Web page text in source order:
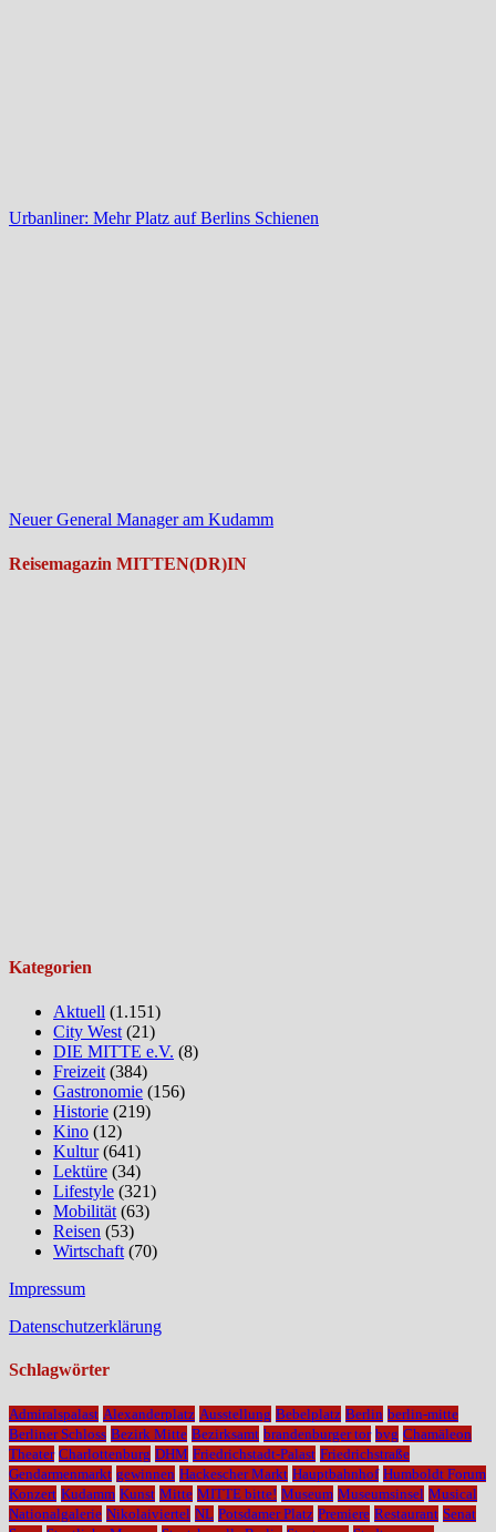
Urbanliner: Mehr Platz auf Berlins Schienen
Neuer General Manager am Kudamm
Reisemagazin MITTEN(DR)IN
Kategorien
Aktuell (1.151)
City West (21)
DIE MITTE e.V. (8)
Freizeit (384)
Gastronomie (156)
Historie (219)
Kino (12)
Kultur(641)
Lektüre (34)
Lifestyle (321)
Mobilität (63)
Reisen (53)
Wirtschaft (70)
Impressum
Datenschutzerklärung
Schlagwörter
Admiralspalast Alexanderplatz Ausstellung Bebelplatz Berlin berlin-mitte
Berliner Schloss Bezirk Mitte Bezirksamt brandenburger tor bvg Chamäleon
Theater Charlottenburg DHM Friedrichstadt-Palast Friedrichstraße
Gendarmenmarkt gewinnen Hackescher Markt Hauptbahnhof Humboldt Forum
Konzert Kudamm Kunst Mitte MITTE bitte! Museum Museumsinsel Musical
Nationalgalerie Nikolaiviertel NL Potsdamer Platz Premiere Restaurant Senat